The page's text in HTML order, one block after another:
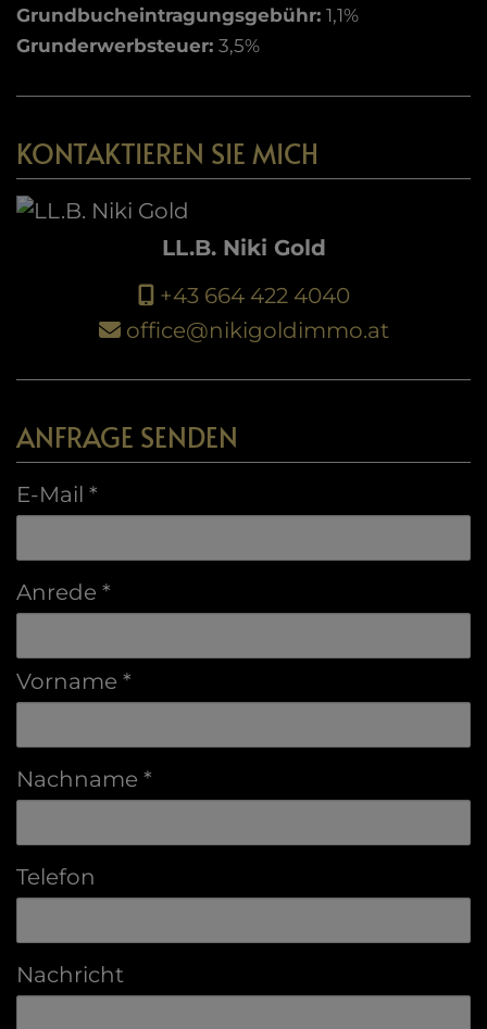
Grundbucheintragungsgebühr: 1,1%
Grunderwerbsteuer: 3,5%
KONTAKTIEREN SIE MICH
LL.B. Niki Gold
+43 664 422 4040
office@nikigoldimmo.at
ANFRAGE SENDEN
E-Mail
Anrede
Vorname
Nachname
Telefon
Nachricht